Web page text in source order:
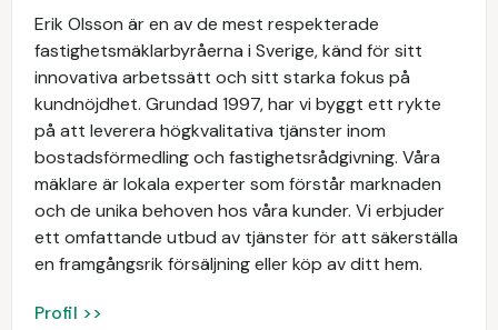
Erik Olsson är en av de mest respekterade
fastighetsmäklarbyråerna i Sverige, känd för sitt
innovativa arbetssätt och sitt starka fokus på
kundnöjdhet. Grundad 1997, har vi byggt ett rykte
på att leverera högkvalitativa tjänster inom
bostadsförmedling och fastighetsrådgivning. Våra
mäklare är lokala experter som förstår marknaden
och de unika behoven hos våra kunder. Vi erbjuder
ett omfattande utbud av tjänster för att säkerställa
en framgångsrik försäljning eller köp av ditt hem.
Profil >>